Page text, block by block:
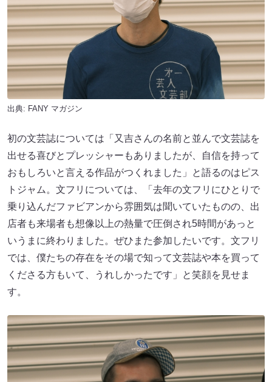
出典: FANY マガジン
初の文芸誌については「又吉さんの名前と並んで文芸誌を
出せる喜びとプレッシャーもありましたが、自信を持って
おもしろいと言える作品がつくれました」と語るのはピス
トジャム。文フリについては、「去年の文フリにひとりで
乗り込んだファビアンから雰囲気は聞いていたものの、出
店者も来場者も想像以上の熱量で圧倒され5時間があっと
いうまに終わりました。ぜひまた参加したいです。文フリ
では、僕たちの存在をその場で知って文芸誌や本を買って
くださる方もいて、うれしかったです」と笑顔を見せま
す。